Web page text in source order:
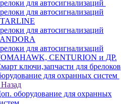
для автосигнализаций
для автосигнализаций
для автосигнализаций
для автосигнализаций
CENTURION и ДР.
ключи,запчасти для брелоков
для охранных систем
Назад
оборудование для охранных